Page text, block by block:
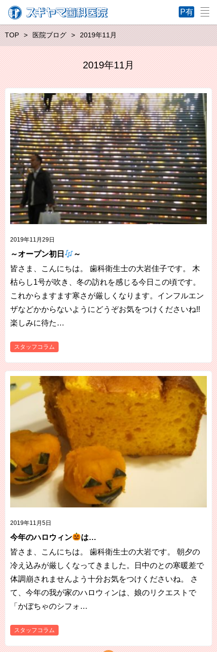
TOP 医院ブログ 2019年11月
2019年11月
2019年11月29日
～オープン初日
～
皆さま、こんにちは。 歯科衛生士の大岩佳子です。 木
枯らし1号が吹き、冬の訪れを感じる今日この頃です。
これからますます寒さが厳しくなります。インフルエン
ザなどかからないようにどうぞお気をつけくださいね!!
楽しみに待た…
スタッフコラム
2019年11月5日
今年のハロウィン
は…
皆さま、こんにちは。 歯科衛生士の大岩です。 朝夕の
冷え込みが厳しくなってきました。日中のとの寒暖差で
体調崩されませんよう十分お気をつけくださいね。 さ
て、今年の我が家のハロウィンは、娘のリクエストで
「かぼちゃのシフォ…
スタッフコラム